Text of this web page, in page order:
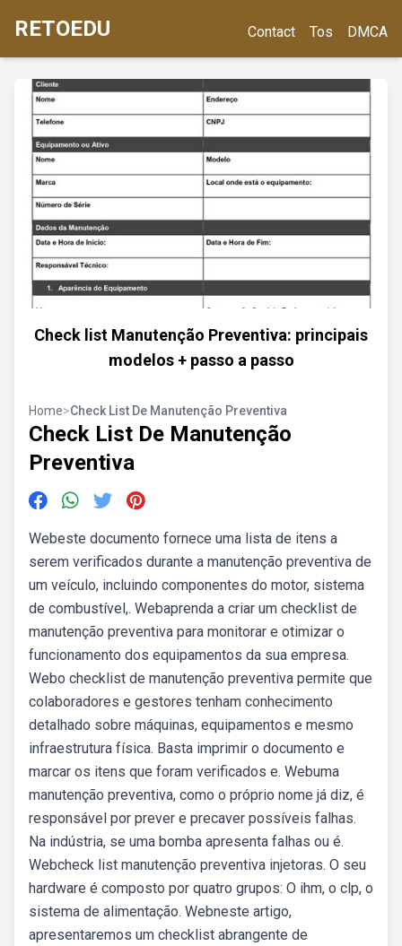
RETOEDU Contact Tos DMCA
Check list Manutenção Preventiva: principais
modelos + passo a passo
Home>Check List De Manutenção Preventiva
Check List De Manutenção
Preventiva
Webeste documento fornece uma lista de itens a
serem verificados durante a manutenção preventiva de
um veículo, incluindo componentes do motor, sistema
de combustível,. Webaprenda a criar um checklist de
manutenção preventiva para monitorar e otimizar o
funcionamento dos equipamentos da sua empresa.
Webo checklist de manutenção preventiva permite que
colaboradores e gestores tenham conhecimento
detalhado sobre máquinas, equipamentos e mesmo
infraestrutura física. Basta imprimir o documento e
marcar os itens que foram verificados e. Webuma
manutenção preventiva, como o próprio nome já diz, é
responsável por prever e precaver possíveis falhas.
Na indústria, se uma bomba apresenta falhas ou é.
Webcheck list manutenção preventiva injetoras. O seu
hardware é composto por quatro grupos: O ihm, o clp, o
sistema de alimentação. Webneste artigo,
apresentaremos um checklist abrangente de